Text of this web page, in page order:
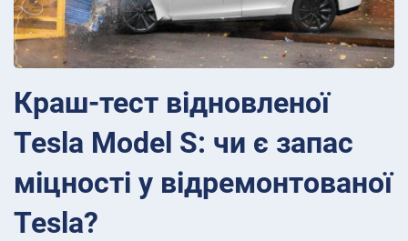
Краш-тест відновленої
Tesla Model S: чи є запас
міцності у відремонтованої
Tesla?